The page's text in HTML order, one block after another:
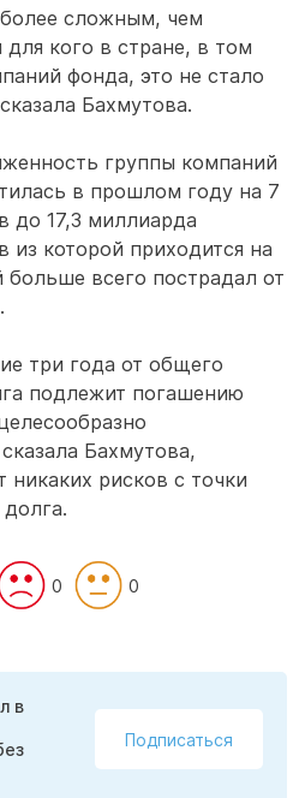
сложным, чем
кого в стране, в том
фонда, это не стало
Бахмутова.
группы компаний
в прошлом году на 7
до 17,3 миллиарда
из которой приходится на
больше всего пострадал от
три года от общего
подлежит погашению
Бахмутова,
никаких рисков с точки
0 0
в
Подписаться